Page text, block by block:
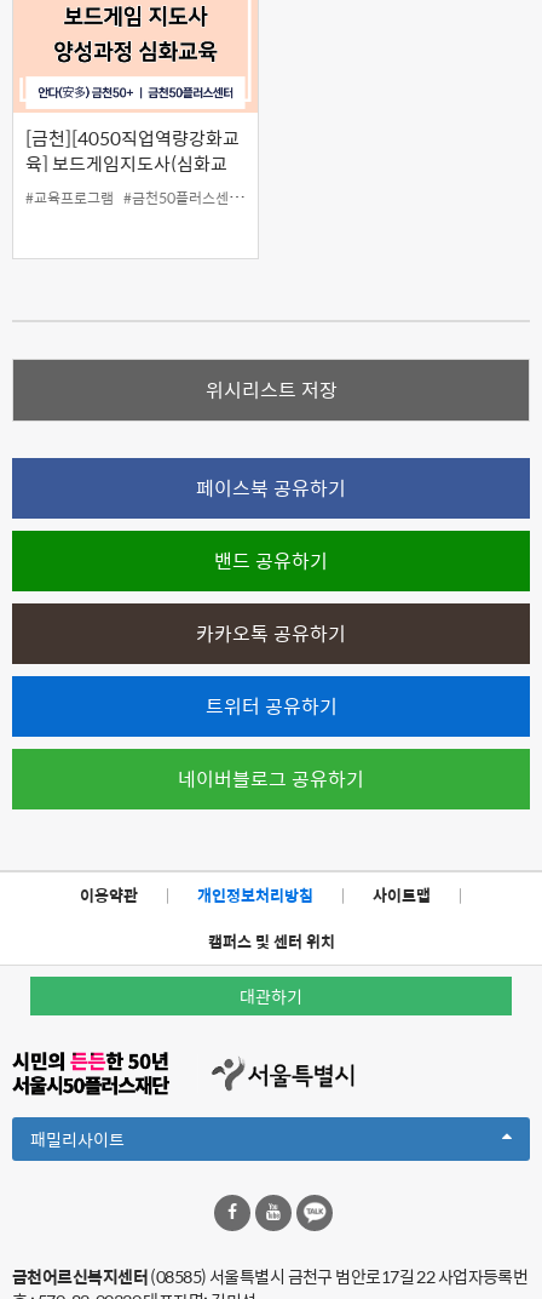
[금천][4050직업역량강화교
육] 보드게임지도사(심화교
육)
#교육프로그램 #금천50플러스센터
위시리스트 저장
페이스북 공유하기
밴드 공유하기
카카오톡 공유하기
트위터 공유하기
네이버블로그 공유하기
이용약관 | 개인정보처리방침 | 사이트맵
|
캠퍼스 및 센터 위치
대관하기
패밀리사이트Toggle
Dropdown
금천어르신복지센터(08585) 서울특별시 금천구 범안로17길 22사업자등록번